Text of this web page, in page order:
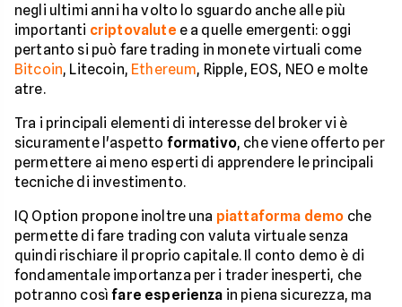
negli ultimi anni ha volto lo sguardo anche alle più
importanti criptovalute e a quelle emergenti: oggi
pertanto si può fare trading in monete virtuali come
Bitcoin, Litecoin, Ethereum, Ripple, EOS, NEO e molte
atre.
Tra i principali elementi di interesse del broker vi è
sicuramente l'aspetto formativo, che viene offerto per
permettere ai meno esperti di apprendere le principali
tecniche di investimento.
IQ Option propone inoltre una piattaforma demo che
permette di fare trading con valuta virtuale senza
quindi rischiare il proprio capitale. Il conto demo è di
fondamentale importanza per i trader inesperti, che
potranno cosìfare esperienza in piena sicurezza, ma